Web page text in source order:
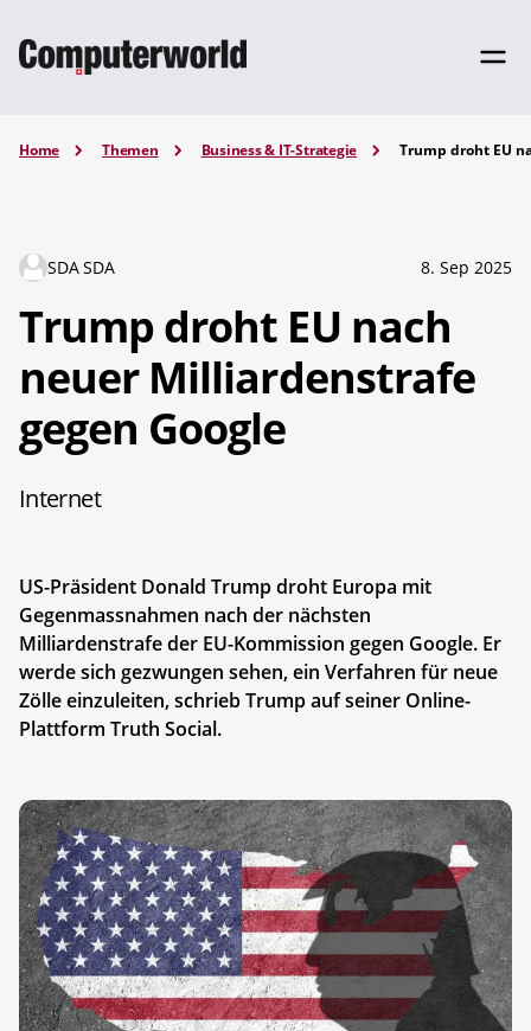
Home Themen Business & IT-Strategie Trump droht EU
SDA SDA 8. Sep 2025
Trump droht EU nach
neuer Milliardenstrafe
gegen Google
Internet
US-Präsident Donald Trump droht Europa mit
Gegenmassnahmen nach der nächsten
Milliardenstrafe der EU-Kommission gegen Google. Er
werde sich gezwungen sehen, ein Verfahren für neue
Zölle einzuleiten, schrieb Trump auf seiner Online-
Plattform Truth Social.